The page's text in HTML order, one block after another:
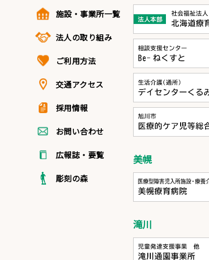
施設・事業所一覧
法人の取り組み
ご利用方法
交通アクセス
採用情報
お問い合わせ
広報誌・要覧
彫刻の森
美幌
滝川